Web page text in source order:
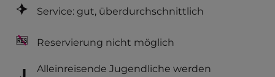
Service: gut, überdurchschnittlich
Reservierung nicht möglich
Alleinreisende Jugendliche werden